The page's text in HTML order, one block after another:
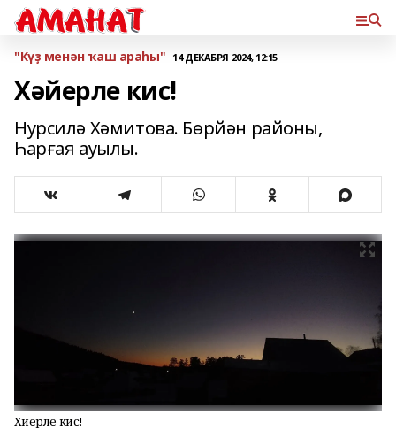
"Күҙ менән ҡаш араһы" 14 ДЕКАБРЯ 2024, 12:15
Хәйерле кис!
Нурсилә Хәмитова. Бөрйән районы,
Һарғая ауылы.
Хәйерле кис!